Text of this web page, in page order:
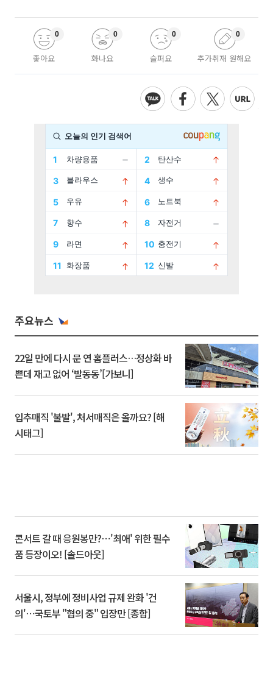
좋아요
0
화나요
0
슬퍼요
0
추가취재 원해요
0
주요뉴스
22일 만에 다시 문 연 홈플러스…정상화 바
쁜데 재고 없어 ‘발동동’[가보니]
입추매직 '불발', 처서매직은 올까요? [해
시태그]
콘서트 갈 때 응원봉만?⋯'최애' 위한 필수
품 등장이오! [솔드아웃]
서울시, 정부에 정비사업 규제 완화 '건
의'⋯국토부 "협의 중" 입장만 [종합]